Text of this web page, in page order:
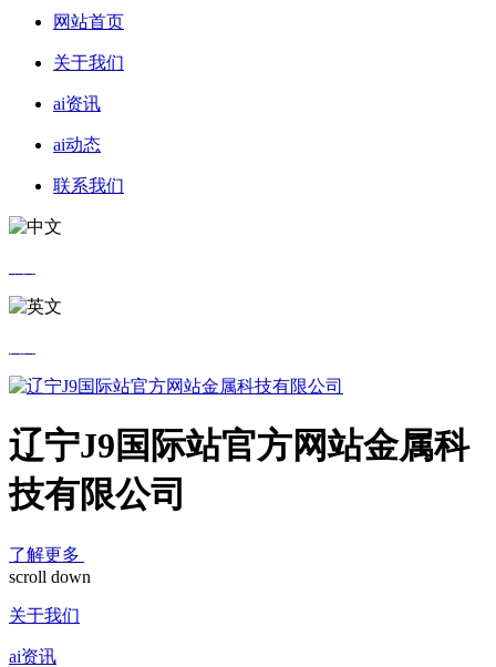
网站首页
关于我们
ai资讯
ai动态
联系我们
辽宁J9国际站官方网站金属科
技有限公司
了解更多
scroll down
关于我们
ai资讯